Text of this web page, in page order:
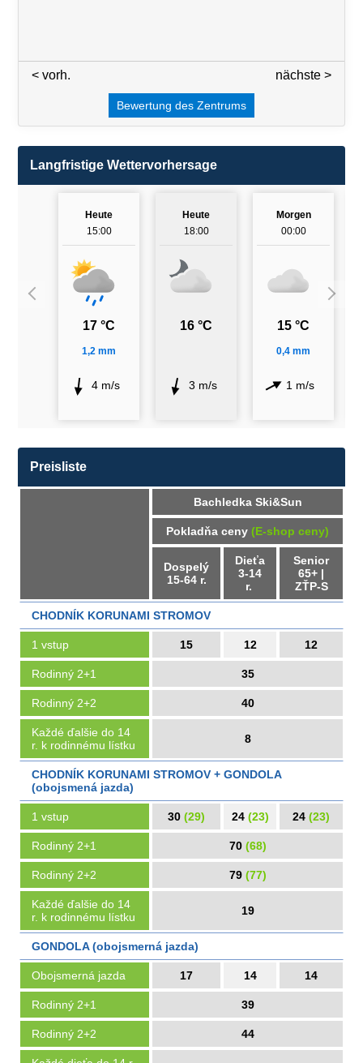
nächste >
< vorh.
Bewertung des Zentrums
Langfristige Wettervorhersage
Heute
15:00
17 °C
1,2 mm
4 m/s
Heute
18:00
16 °C
3 m/s
Morgen
00:00
15 °C
0,4 mm
1 m/s
Preisliste
Bachledka Ski&Sun
Pokladňa ceny (E-shop ceny)
Dospelý
15-64 r.
Dieťa
3-14
r.
Senior
65+ |
ZŤP-S
CHODNÍK KORUNAMI STROMOV
1 vstup 15 12 12
Rodinný 2+1 35
Rodinný 2+2 40
Každé ďalšie do 14
r. k rodinnému lístku
8
CHODNÍK KORUNAMI STROMOV + GONDOLA
(obojsmená jazda)
1 vstup 30 (29) 24 (23) 24 (23)
Rodinný 2+1 70(68)
Rodinný 2+2 79 (77)
Každé ďalšie do 14
r. k rodinnému lístku
19
GONDOLA (obojsmerná jazda)
Obojsmerná jazda 17 14 14
Rodinný 2+1 39
Rodinný 2+2 44